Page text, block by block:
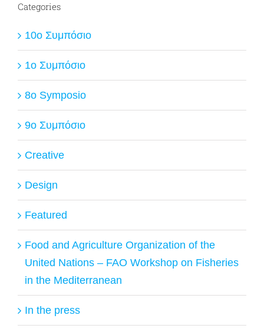
Categories
10ο Συμπόσιο
1ο Συμπόσιο
8o Symposio
9ο Συμπόσιο
Creative
Design
Featured
Food and Agriculture Organization of the
United Nations – FAO Workshop on Fisheries
in the Mediterranean
In the press